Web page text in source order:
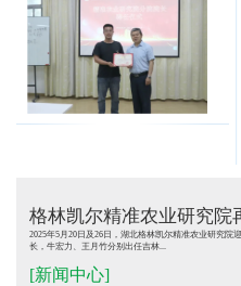
格林凯尔精准农业研究院
2025年5月20日及26日，湖北格林凯尔精准农业研究
长，牛宏力、王月竹分别出任吉林...
[新闻中心]